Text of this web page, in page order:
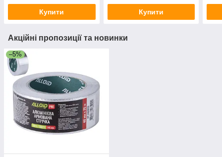
Купити Купити
Акційні пропозиції та новинки
–5%